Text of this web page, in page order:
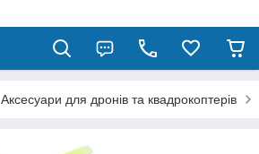
Аксесуари для дронів та квадрокоптерів